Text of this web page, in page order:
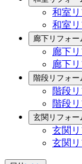
和室
和室
廊下リフォー
廊下
廊下
階段リフォー
階段
階段
玄関リフォー
玄関
玄関